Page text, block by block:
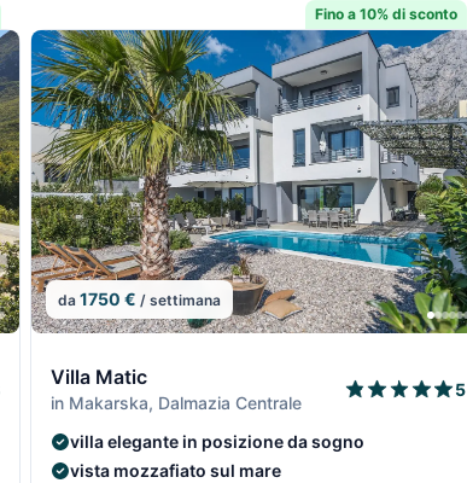
Fino a 10% di sconto
da 1750 € / settimana
Villa Matic
in Makarska, Dalmazia Centrale
5
villa elegante in posizione da sogno
vista mozzafiato sul mare